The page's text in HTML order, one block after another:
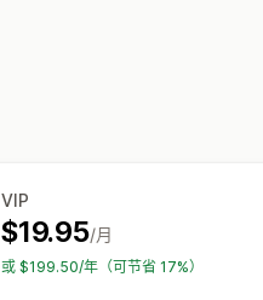
VIP
$19.95/月
或 $199.50/年（可节省 17%）